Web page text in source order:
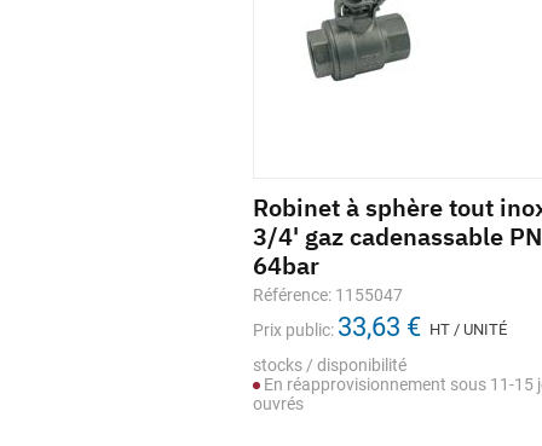
Robinet à sphère tout
3/4' gaz cadenassable PN
64bar
Référence: 1155047
Prix public: 33,63 € HT / UNITÉ
stocks / disponibilité
En réapprovisionnement sous 11-15
ouvrés
Joint compteur DELTA
WATER BLUE bleu avec ACS
Référence: M021668
1,13 € HT / UNITÉ
Stock selon déclinaison
tube
stocks